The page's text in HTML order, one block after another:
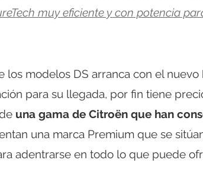
muy eficiente y con potencia
los modelos DS arranca con el nuevo
para su llegada, por fin tiene
una gama de Citroën que han
una marca Premium que se
adentrarse en todo lo que puede